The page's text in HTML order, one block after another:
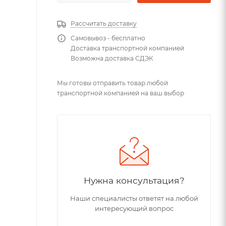
Рассчитать доставку
Самовывоз - бесплатно
Доставка транспортной компанией
Возможна доставка СДЭК
Мы готовы отправить товар любой
транспортной компанией на ваш выбор
Нужна консультация?
Наши специалисты ответят на любой
интересующий вопрос